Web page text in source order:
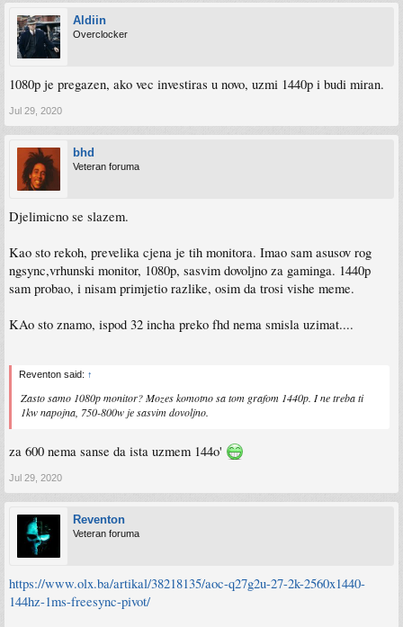
Aldiin
Overclocker
1080p je pregazen, ako vec investiras u novo, uzmi 1440p i budi miran.
Jul 29, 2020
bhd
Veteran foruma
Djelimicno se slazem.
Kao sto rekoh, prevelika cjena je tih monitora. Imao sam asusov rog
ngsync,vrhunski monitor, 1080p, sasvim dovoljno za gaminga. 1440p
sam probao, i nisam primjetio razlike, osim da trosi vishe meme.
KAo sto znamo, ispod 32 incha preko fhd nema smisla uzimat....
Reventon said: ↑
Zasto samo 1080p monitor? Mozes komotno sa tom grafom 1440p. I ne treba ti
1kw napojna, 750-800w je sasvim dovoljno.
za 600 nema sanse da ista uzmem 144o'
Jul 29, 2020
Reventon
Veteran foruma
https://www.olx.ba/artikal/38218135/aoc-q27g2u-27-2k-2560x1440-
144hz-1ms-freesync-pivot/